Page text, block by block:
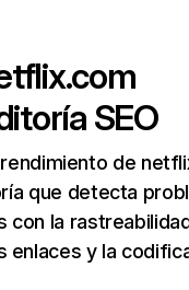
SEO
de
que detecta
con la
enlaces y la